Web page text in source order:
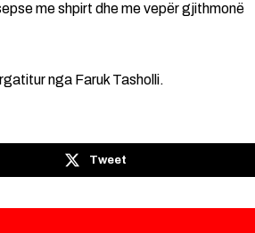
me shpirt dhe me vepër gjithmonë
nga Faruk Tasholli.
Tweet